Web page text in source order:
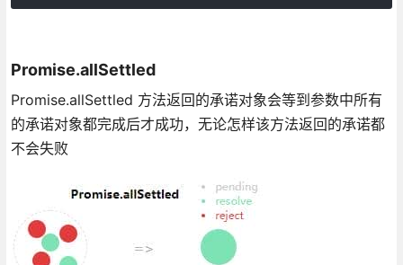
Promise.allSettled
Promise.allSettled 方法返回的承诺对象会等到参数中所有
的承诺对象都完成后才成功，无论怎样该方法返回的承诺都
不会失败